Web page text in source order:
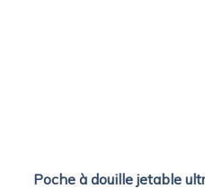
Poche à douille jetable